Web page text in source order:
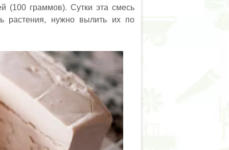
(100 граммов). Сутки эта смесь
растения, нужно вылить их по